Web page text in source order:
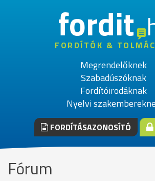
fordit
FORDÍTÓK &
Megrendelőknek
Szabadúszóknak
Fordítóirodáknak
Nyelvi
FORDÍTÁSAZONOSÍTÓ
Fórum